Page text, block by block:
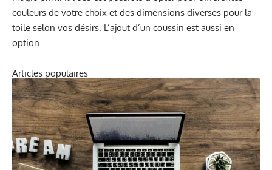
couleurs de votre choix et des dimensions diverses pour la
toile selon vos désirs. L’ajout d’un coussin est aussi en
option.
Articles populaires